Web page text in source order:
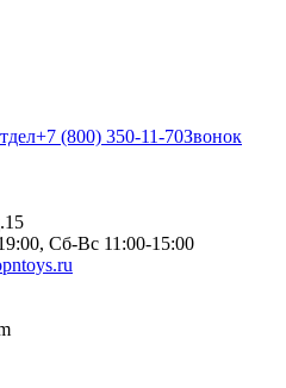
+7 (800) 350-11-70Звонок
Сб-Вс 11:00-15:00